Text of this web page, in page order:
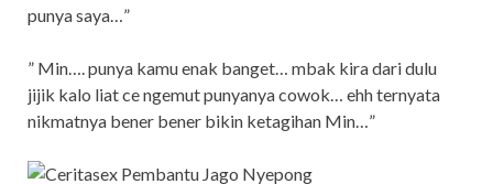
punya saya…”
” Min…. punya kamu enak banget… mbak kira dari dulu
jijik kalo liat ce ngemut punyanya cowok… ehh ternyata
nikmatnya bener bener bikin ketagihan Min…”